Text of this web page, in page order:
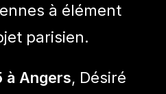
à élément
parisien.
à Angers, Désiré